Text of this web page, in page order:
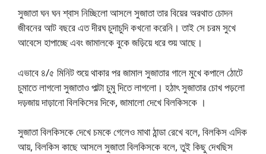
সুজাতা ঘন ঘন শ্বাস নিচ্ছিলো আসলে সুজাতা তার বিয়ের অরথাত চোদন
জীবনের আট বছরে এত দীরঘ চুদাচুদি কখনো করেনি। তাই সে চরম সুখে
আবেসে হাপাচ্ছে এবং জামালকে বুকে জড়িয়ে ধরে শুয় আছে।
এভাবে ৪/৫ মিনিট শুয়ে থাকার পর জামাল সুজাতার গালে মুখে কপালে ঠোটে
চুমাতে লাগলো সুজাতাও পাল্টা চুমু দিতে লাগলো। হঠাৎ সুজাতার চোখ পড়লো
দড়জায় দাড়ানো বিলকিসের দিকে, জামালো দেখে বিলকিসকে ।
সুজাতা বিলকিসকে দেখে চমকে গেলেও মাথা ঠান্ডা রেখে বলে, বিলকিস এদিক
আয়, বিলকিস কাছে আসলে সুজাতা বিলকিসকে বলে, তুই কিছু দেখছিস